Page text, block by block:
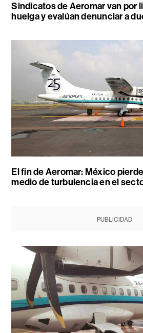
Sindicatos de Aeromar van por
huelga y evalúan denunciar a
El fin de Aeromar: México
medio de turbulencia en el
PUBLICIDAD